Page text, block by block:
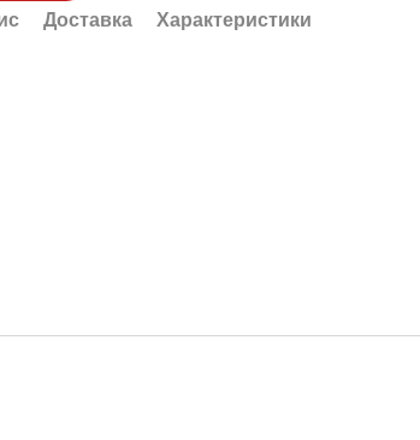
Доставка Характеристики